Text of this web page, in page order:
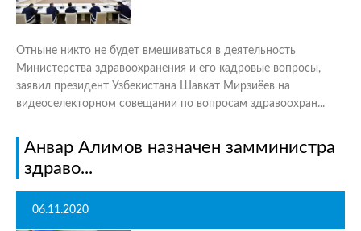
Отныне никто не будет вмешиваться в деятельность
Министерства здравоохранения и его кадровые вопросы,
заявил президент Узбекистана Шавкат Мирзиёев на
видеоселекторном совещании по вопросам здравоохран...
Анвар Алимов назначен замминистра
здраво...
06.11.2020